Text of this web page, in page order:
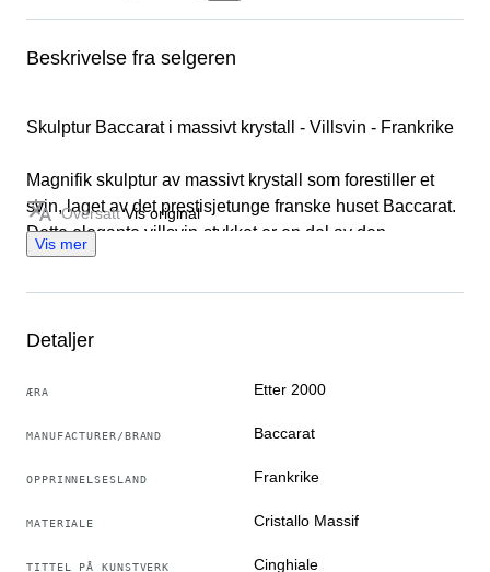
Beskrivelse fra selgeren
Skulptur Baccarat i massivt krystall - Villsvin - Frankrike
Magnifik skulptur av massivt krystall som forestiller et
svin, laget av det prestisjetunge franske huset Baccarat.
Dette elegante villsvin-stykket er en del av den
ettertraktede samlingen dedikert til dyr.
• Materiale: Blyholdig krystall av svært høy kvalitet, kjent
• Ekthet: Gjenstanden har det klassiske Baccarat-merket
fullstendige originalitet (som vist på bildene).
• Bredde (Lengde): 15 cm
Oversatt Vis original
Vis mer
Detaljer
ÆRA Etter 2000
MANUFACTURER/BRAND Baccarat
OPPRINNELSESLAND Frankrike
MATERIALE Cristallo Massif
TITTEL PÅ KUNSTVERK Cinghiale